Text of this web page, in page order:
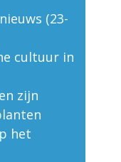
(23-
cultuur in
zijn
het